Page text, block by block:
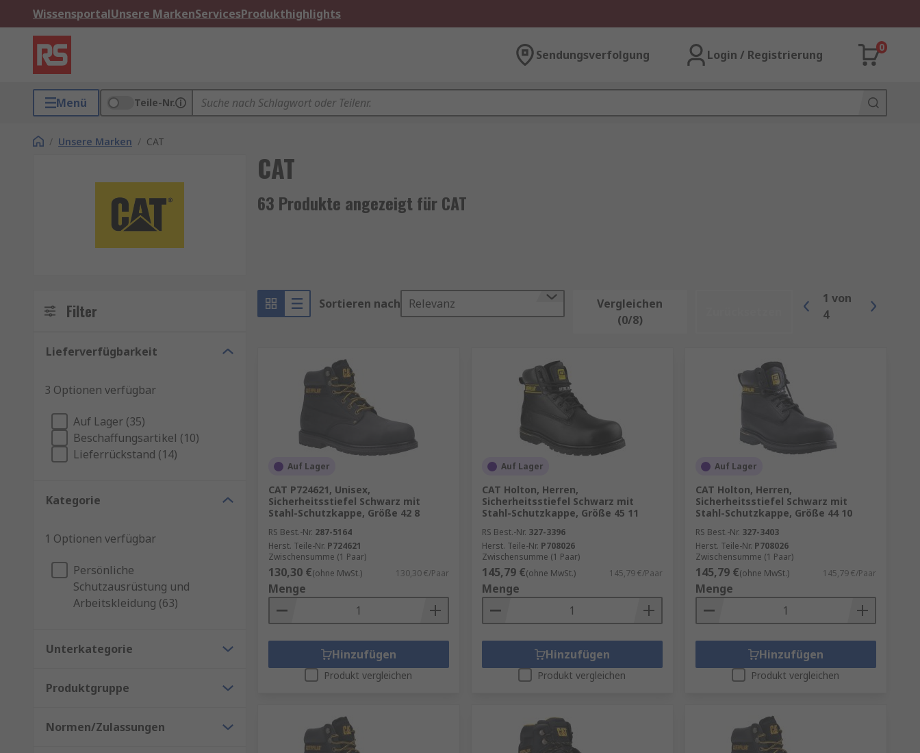
WissensportalUnsere MarkenServicesProdukthighlights
Sendungsverfolgung Login / Registrierung
0
Menü Teile-Nr.
/ Unsere Marken / CAT
CAT
63 Produkte angezeigt für CAT
Filter
Lieferverfügbarkeit
3 Optionen verfügbar
Auf Lager (35)
Beschaffungsartikel (10)
Lieferrückstand (14)
Kategorie
1 Optionen verfügbar
Persönliche
Schutzausrüstung und
Arbeitskleidung (63)
Unterkategorie
Produktgruppe
Normen/Zulassungen
Sortieren nach Relevanz
Vergleichen
(0/8)
1 von
4
Auf Lager
CAT P724621, Unisex,
Sicherheitsstiefel Schwarz mit
Stahl-Schutzkappe, Größe 42 8
RS Best.-Nr. 287-5164
Herst. Teile-Nr. P724621
Zwischensumme (1 Paar)
130,30 €(ohne MwSt.) 130,30 €/Paar
Menge
Hinzufügen
Produkt vergleichen
Auf Lager
CAT Holton, Herren,
Sicherheitsstiefel Schwarz mit
Stahl-Schutzkappe, Größe 45 11
RS Best.-Nr. 327-3396
Herst. Teile-Nr. P708026
Zwischensumme (1 Paar)
145,79 €(ohne MwSt.) 145,79 €/Paar
Menge
Hinzufügen
Produkt vergleichen
Auf Lager
CAT Holton, Herren,
Sicherheitsstiefel Schwarz mit
Stahl-Schutzkappe, Größe 44 10
RS Best.-Nr. 327-3403
Herst. Teile-Nr. P708026
Zwischensumme (1 Paar)
145,79 €(ohne MwSt.) 145,79 €/Paar
Menge
Hinzufügen
Produkt vergleichen